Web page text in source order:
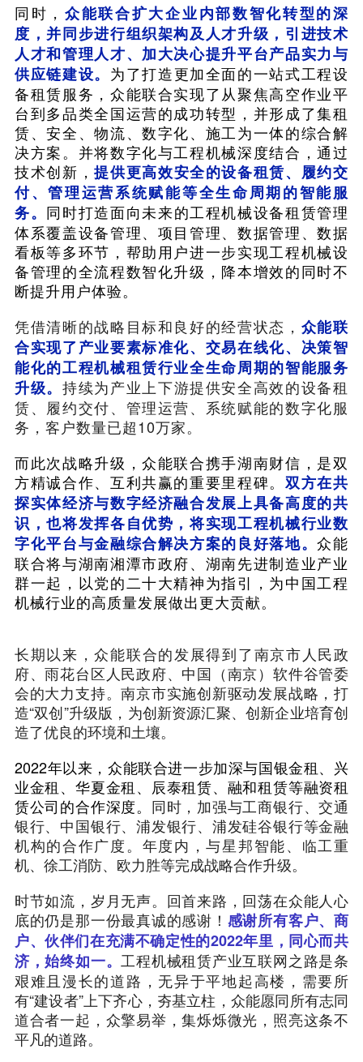
同时， 众能联合扩大企业内部数智化转型的深
度，并同步进行组织架构及人才升级，引进技术
人才和管理人才、加大决心提升平台产品实力与
供应链建设。 为了打造更加全面的一站式工程设
备租赁服务，众能联合实现了从聚焦高空作业平
台到多品类全国运营的成功转型，并形成了集租
赁、安全、物流、数字化、施工为一体的综合解
决方案。并将数字化与工程机械深度结合，通过
技术创新，提供更高效安全的设备租赁、履约交
付、管理运营系统赋能等全生命周期的智能服
务。 同时打造面向未来的工程机械设备租赁管理
体系覆盖设备管理、项目管理、数据管理、数据
看板等多环节，帮助用户进一步实现工程机械设
备管理的全流程数智化升级，降本增效的同时不
断提升用户体验。
凭借清晰的战略目标和良好的经营状态， 众能联
合实现了产业要素标准化、交易在线化、决策智
能化的工程机械租赁行业全生命周期的智能服务
升级。 持续为产业上下游提供安全高效的设备租
赁、履约交付、管理运营、系统赋能的数字化服
务，客户数量已超10万家。
而此次战略升级，众能联合携手湖南财信，是双
方精诚合作、互利共赢的重要里程碑。双方在共
探实体经济与数字经济融合发展上具备高度的共
识，也将发挥各自优势，将实现工程机械行业数
字化平台与金融综合解决方案的良好落地。众能
联合将与湖南湘潭市政府、湖南先进制造业产业
群一起，以党的二十大精神为指引，为中国工程
机械行业的高质量发展做出更大贡献。
长期以来，众能联合的发展得到了南京市人民政
府、雨花台区人民政府、中国（南京）软件谷管委
会的大力支持。南京市实施创新驱动发展战略，打
造“双创”升级版，为创新资源汇聚、创新企业培育创
造了优良的环境和土壤。
2022年以来，众能联合进一步加深与国银金租、兴
业金租、华夏金租、辰泰租赁、融和租赁等融资租
赁公司的合作深度。 同时，加强与工商银行、交通
银行、中国银行、浦发银行、浦发硅谷银行等金融
机构的合作广度。年度内，与星邦智能、临工重
机、徐工消防、欧力胜等完成战略合作升级。
时节如流，岁月无声。回首来路，回荡在众能人心
底的仍是那一份最真诚的感谢！ 感谢所有客户、商
户、伙伴们在充满不确定性的2022年里，同心而共
济，始终如一。工程机械租赁产业互联网之路是条
艰难且漫长的道路，无异于平地起高楼，需要所
有“建设者”上下齐心，夯基立柱，众能愿同所有志同
道合者一起，众擎易举，集烁烁微光，照亮这条不
平凡的道路。